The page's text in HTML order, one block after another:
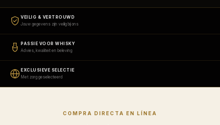
VEILIG & VERTROUWD
Jouw gegevens zijn veilig bij ons
PASSIE VOOR WHISKY
Advies, kwaliteit en beleving
EXCLUSIEVE SELECTIE
Met zorg geselecteerd
COMPRA DIRECTA EN LÍNEA